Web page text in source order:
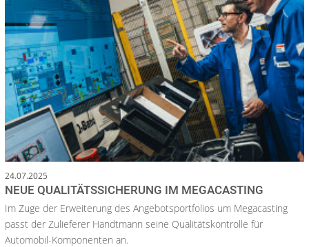
24.07.2025
NEUE QUALITÄTSSICHERUNG IM MEGACASTING
Im Zuge der Erweiterung des Angebotsportfolios um Megacasting
passt der Zulieferer Handtmann seine Qualitätskontrolle für
Automobil-Komponenten an.